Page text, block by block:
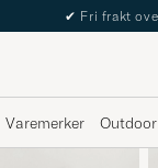
Varemerker Outdoor